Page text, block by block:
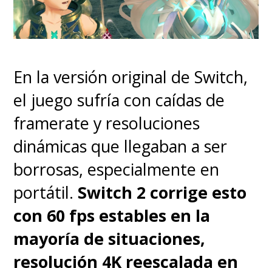
algunas de estas especies tú
mismo, dándole un toque de
personalización muy divertido.
En la versión original de Switch,
el juego sufría con caídas de
framerate y resoluciones
dinámicas que llegaban a ser
borrosas, especialmente en
portátil. Switch 2 corrige esto
con 60 fps estables en la
mayoría de situaciones,
resolución 4K reescalada en